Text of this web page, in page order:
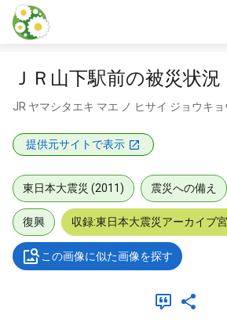
本文に飛ぶ
ＪＲ山下駅前の被災状況
JR ヤマシタエキ マエ ノ ヒサイ ジョウキョ
提供元サイトで表示
東日本大震災 (2011) 震災への備え
復興 収録:東日本大震災アーカイブ
この画像に似た画像を探す